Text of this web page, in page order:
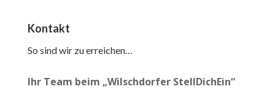
Kontakt
So sind wir zu erreichen…
Ihr Team beim „Wilschdorfer StellDichEin“